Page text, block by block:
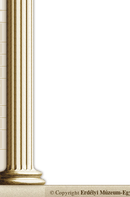
© CopyrightErdélyi Múzeum-